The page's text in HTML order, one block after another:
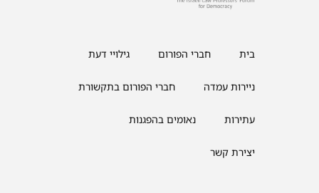
חברי הפורום גילויי דעת
ניירות עמדה חברי הפורום בתקשורת
עתירות נאומים בהפגנות
יצירת קשר